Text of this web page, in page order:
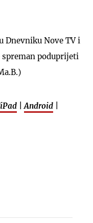
Dnevniku Nove TV i
spreman poduprijeti
Android